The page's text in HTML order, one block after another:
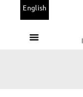
English